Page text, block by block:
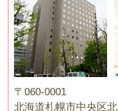
〒060-0001
北海道札幌市中央区